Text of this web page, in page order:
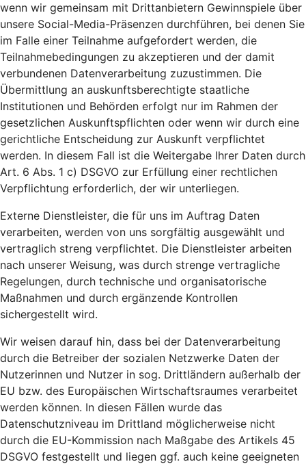
wenn wir gemeinsam mit Drittanbietern Gewinnspiele über
unsere Social-Media-Präsenzen durchführen, bei denen Sie
im Falle einer Teilnahme aufgefordert werden, die
Teilnahmebedingungen zu akzeptieren und der damit
verbundenen Datenverarbeitung zuzustimmen. Die
Übermittlung an auskunftsberechtigte staatliche
Institutionen und Behörden erfolgt nur im Rahmen der
gesetzlichen Auskunftspflichten oder wenn wir durch eine
gerichtliche Entscheidung zur Auskunft verpflichtet
werden. In diesem Fall ist die Weitergabe Ihrer Daten durch
Art. 6 Abs. 1 c) DSGVO zur Erfüllung einer rechtlichen
Verpflichtung erforderlich, der wir unterliegen.
Externe Dienstleister, die für uns im Auftrag Daten
verarbeiten, werden von uns sorgfältig ausgewählt und
vertraglich streng verpflichtet. Die Dienstleister arbeiten
nach unserer Weisung, was durch strenge vertragliche
Regelungen, durch technische und organisatorische
Maßnahmen und durch ergänzende Kontrollen
sichergestellt wird.
Wir weisen darauf hin, dass bei der Datenverarbeitung
durch die Betreiber der sozialen Netzwerke Daten der
Nutzerinnen und Nutzer in sog. Drittländern außerhalb der
EU bzw. des Europäischen Wirtschaftsraumes verarbeitet
werden können. In diesen Fällen wurde das
Datenschutzniveau im Drittland möglicherweise nicht
durch die EU-Kommission nach Maßgabe des Artikels 45
DSGVO festgestellt und liegen ggf. auch keine geeigneten